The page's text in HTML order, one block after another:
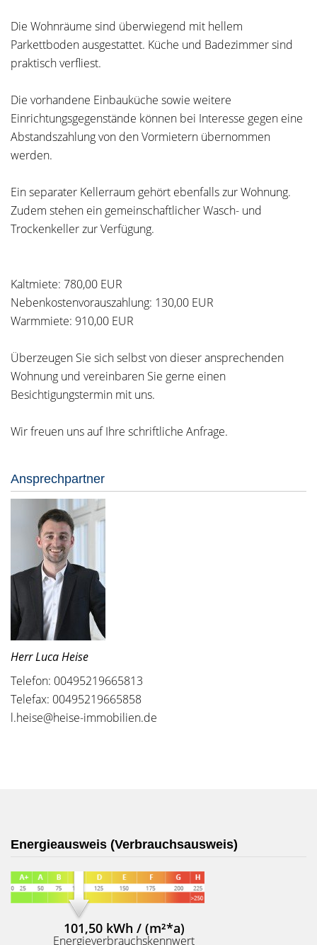
Die Wohnräume sind überwiegend mit hellem
Parkettboden ausgestattet. Küche und Badezimmer sind
praktisch verfliest.
Die vorhandene Einbauküche sowie weitere
Einrichtungsgegenstände können bei Interesse gegen eine
Abstandszahlung von den Vormietern übernommen
werden.
Ein separater Kellerraum gehört ebenfalls zur Wohnung.
Zudem stehen ein gemeinschaftlicher Wasch- und
Trockenkeller zur Verfügung.
Kaltmiete: 780,00 EUR
Nebenkostenvorauszahlung: 130,00 EUR
Warmmiete: 910,00 EUR
Überzeugen Sie sich selbst von dieser ansprechenden
Wohnung und vereinbaren Sie gerne einen
Besichtigungstermin mit uns.
Wir freuen uns auf Ihre schriftliche Anfrage.
Ansprechpartner
Herr Luca Heise
Telefon: 00495219665813
Telefax: 00495219665858
l.heise@heise-immobilien.de
Energieausweis (Verbrauchsausweis)
101,50 kWh / (m²*a)
Energieverbrauchskennwert